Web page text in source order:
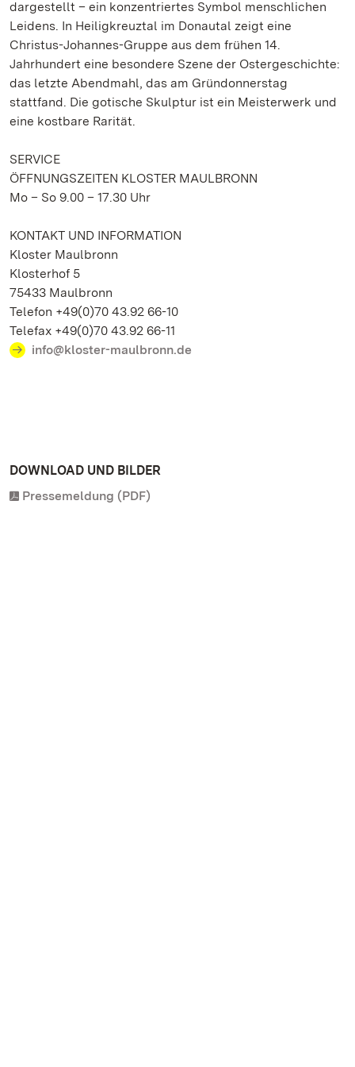
dargestellt – ein konzentriertes Symbol menschlichen
Leidens. In Heiligkreuztal im Donautal zeigt eine
Christus-Johannes-Gruppe aus dem frühen 14.
Jahrhundert eine besondere Szene der Ostergeschichte:
das letzte Abendmahl, das am Gründonnerstag
stattfand. Die gotische Skulptur ist ein Meisterwerk und
eine kostbare Rarität.
SERVICE
ÖFFNUNGSZEITEN KLOSTER MAULBRONN
Mo – So 9.00 – 17.30 Uhr
KONTAKT UND INFORMATION
Kloster Maulbronn
Klosterhof 5
75433 Maulbronn
Telefon +49(0)70 43.92 66-10
Telefax +49(0)70 43.92 66-11
info@kloster-maulbronn.de
DOWNLOAD UND BILDER
Pressemeldung (PDF)